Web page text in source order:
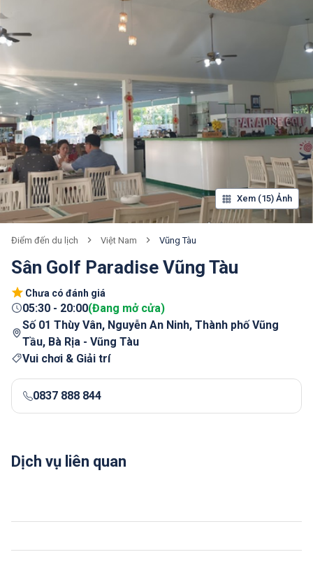
Xem (15) Ảnh
Điểm đến du lịch Việt Nam Vũng Tàu
Sân Golf Paradise Vũng Tàu
Chưa có đánh giá
05:30 - 20:00(Đang mở cửa)
Số 01 Thùy Vân, Nguyễn An Ninh, Thành phố Vũng
Tầu, Bà Rịa - Vũng Tàu
Vui chơi & Giải trí
0837 888 844
Dịch vụ liên quan